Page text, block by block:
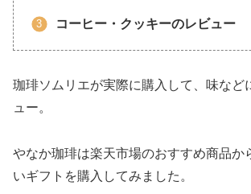
コーヒー・クッキーのレビュー
珈琲ソムリエが実際に購入して、味など
ュー。
やなか珈琲は楽天市場のおすすめ商品か
いギフトを購入してみました。